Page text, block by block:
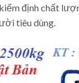
định chất
tiêu dùng.